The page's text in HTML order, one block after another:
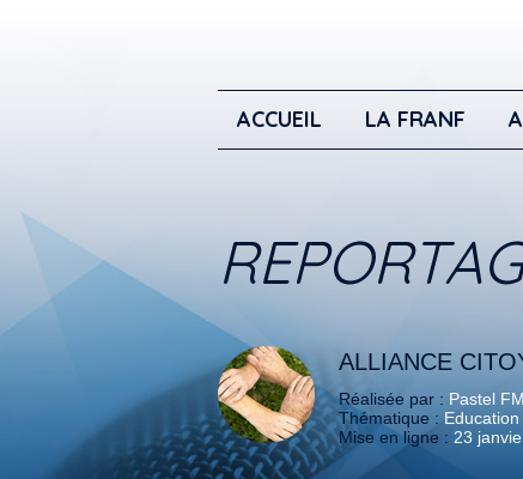
ACCUEIL LA FRANF
ALLIANCE
Réalisée par : Pastel FM
Thématique :
Mise en ligne : 23